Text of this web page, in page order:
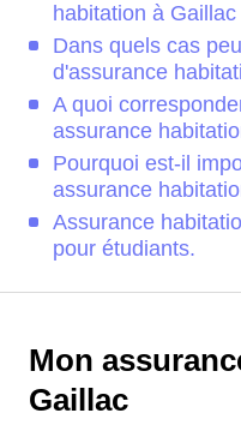
habitation à Gaillac
Dans quels cas
d'assurance
A quoi
assurance
Pourquoi est-il
assurance
Assurance
pour étudiants.
Mon
Gaillac